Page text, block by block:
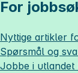
For
Nyttige artikler
Spørsmål og
Jobbe i utlandet